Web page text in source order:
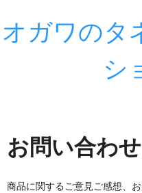
オガワの
シ
お問い合わせ
商品に関するご意見ご感想、